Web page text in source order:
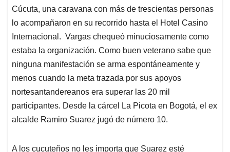
Cúcuta, una caravana con más de trescientas personas
lo acompañaron en su recorrido hasta el Hotel Casino
Internacional. Vargas chequeó minuciosamente como
estaba la organización. Como buen veterano sabe que
ninguna manifestación se arma espontáneamente y
menos cuando la meta trazada por sus apoyos
nortesantandereanos era superar las 20 mil
participantes. Desde la cárcel La Picota en Bogotá, el ex
alcalde Ramiro Suarez jugó de número 10.
A los cucuteños no les importa que Suarez esté